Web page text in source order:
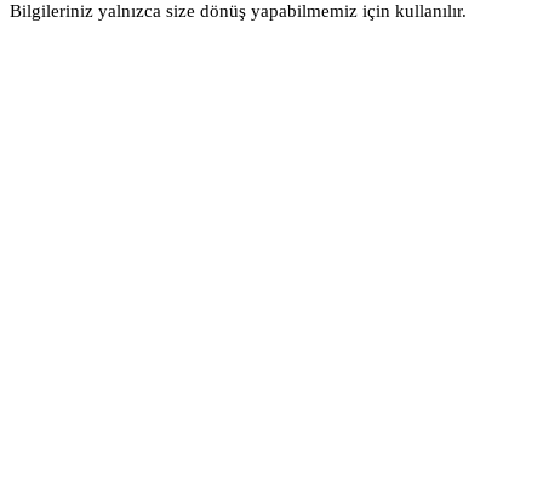
Bilgileriniz yalnızca size dönüş yapabilmemiz için kullanılır.